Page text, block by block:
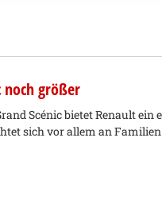
noch größer
Scénic bietet Renault ein
sich vor allem an